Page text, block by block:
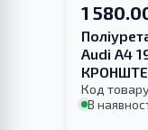
1
Audi A4
Код
В